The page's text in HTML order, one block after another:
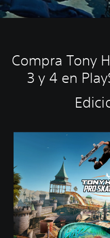
Compra Tony
3 y 4 en
4
R
C
r
o
s
s